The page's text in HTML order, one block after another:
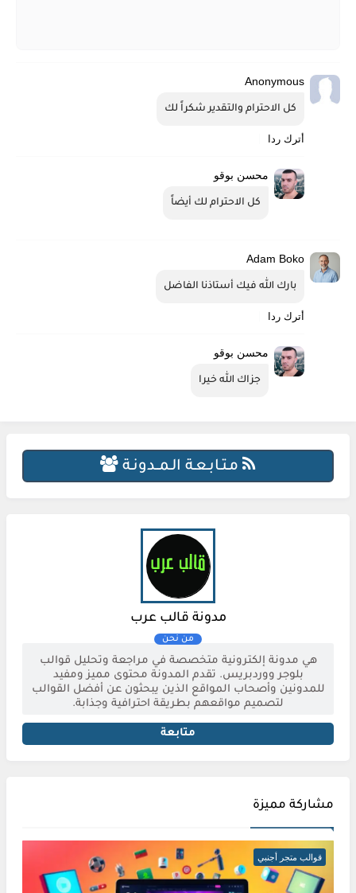
Anonymous
كل الاحترام والتقدير شكراً لك
أترك ردا
محسن بوقو
كل الاحترام لك أيضاً
Adam Boko
بارك الله فيك أستاذنا الفاضل
أترك ردا
محسن بوقو
جزاك الله خيرا
مـتـابـعـة الـمــدونـة
مدونة قالب عرب
هي مدونة إلكترونية متخصصة في مراجعة وتحليل قوالب
بلوجر ووردبريس. تقدم المدونة محتوى مميز ومفيد
للمدونين وأصحاب المواقع الذين يبحثون عن أفضل القوالب
لتصميم مواقعهم بطريقة احترافية وجذابة.
متابعة
مشاركة مميزة
قوالب متجر أجنبي